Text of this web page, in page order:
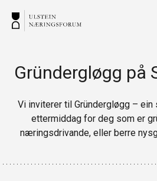
Gründergløgg på
Vi inviterer til Gründergløgg –
ettermiddag for deg som er
næringsdrivande, eller berre